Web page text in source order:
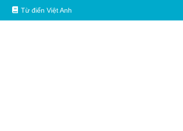
Từ điển Việt Anh